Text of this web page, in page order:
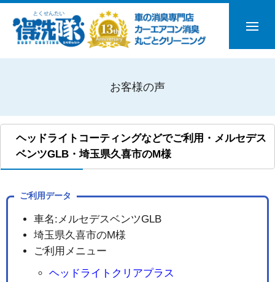
お客様の声
ヘッドライトコーティングなどでご利用・メルセデス
ベンツGLB・埼玉県久喜市のM様
ご利用データ
車名:メルセデスベンツGLB
埼玉県久喜市のM様
ご利用メニュー
ヘッドライトクリアプラス